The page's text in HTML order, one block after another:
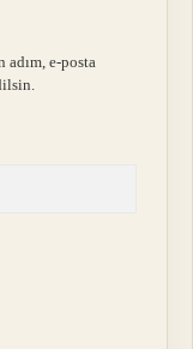
adım, e-posta